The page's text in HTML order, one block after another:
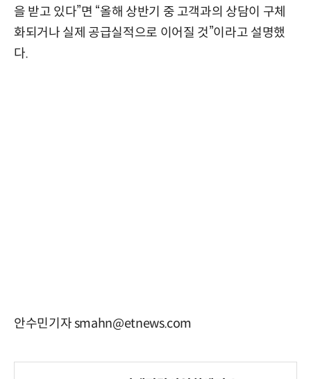
을 받고 있다”면 “올해 상반기 중 고객과의 상담이 구체
화되거나 실제 공급실적으로 이어질 것”이라고 설명했
다.
안수민기자 smahn@etnews.com